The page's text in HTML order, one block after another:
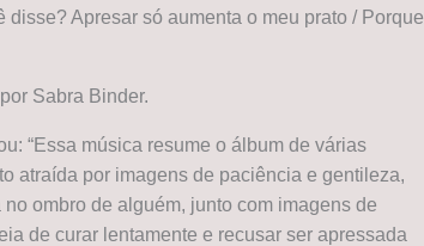
disse? Apresar só aumenta o meu prato / Porque
Sabra Binder.
“Essa música resume o álbum de várias
atraída por imagens de paciência e gentileza,
ombro de alguém, junto com imagens de
de curar lentamente e recusar ser apressada